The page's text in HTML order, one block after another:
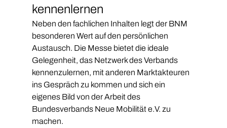
kennenlernen
Neben den fachlichen Inhalten legt der BNM
besonderen Wert auf den persönlichen
Austausch. Die Messe bietet die ideale
Gelegenheit, das Netzwerk des Verbands
kennenzulernen, mit anderen Marktakteuren
ins Gespräch zu kommen und sich ein
eigenes Bild von der Arbeit des
Bundesverbands Neue Mobilität e.V. zu
machen.